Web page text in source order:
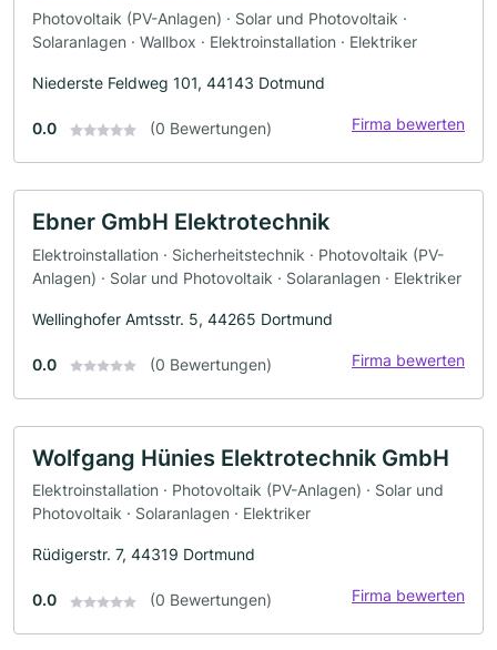
Photovoltaik (PV-Anlagen) · Solar und Photovoltaik ·
Solaranlagen · Wallbox · Elektroinstallation · Elektriker
Niederste Feldweg 101, 44143 Dotmund
0.0 (0 Bewertungen) Firma bewerten
Ebner GmbH Elektrotechnik
Elektroinstallation · Sicherheitstechnik · Photovoltaik (PV-
Anlagen) · Solar und Photovoltaik · Solaranlagen · Elektriker
Wellinghofer Amtsstr. 5, 44265 Dortmund
0.0 (0 Bewertungen) Firma bewerten
Wolfgang Hünies Elektrotechnik GmbH
Elektroinstallation · Photovoltaik (PV-Anlagen) · Solar und
Photovoltaik · Solaranlagen · Elektriker
Rüdigerstr. 7, 44319 Dortmund
0.0 (0 Bewertungen) Firma bewerten